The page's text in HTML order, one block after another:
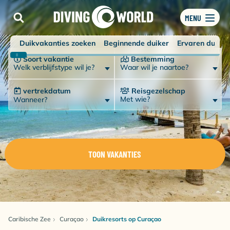
MENU
Duikvakanties zoeken Beginnende duiker
Ervaren duiker
Soort vakantie
Welk verblijfstype wil je?
Bestemming
Waar wil je naartoe?
vertrekdatum
Wanneer?
Reisgezelschap
Met wie?
TOON VAKANTIES
Caribische Zee Curaçao Duikresorts op Curaçao